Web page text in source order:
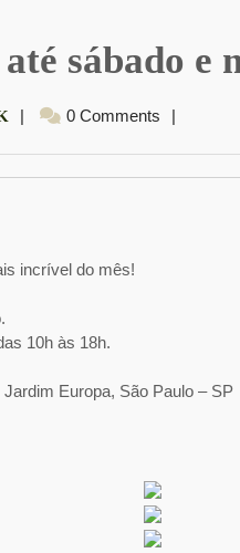
sábado e
LauraK
| 0 Comments |
incrível do mês!
10h às 18h.
Jardim Europa, São Paulo – SP